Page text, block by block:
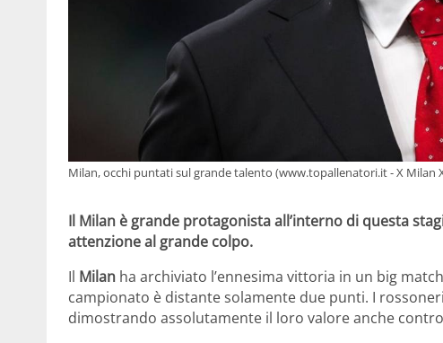
Milan, occhi puntati sul grande talento (www.topallenatori.it - X Milan
Il Milan è grande protagonista all’interno di questa
attenzione al grande colpo.
Il Milan ha archiviato l’ennesima vittoria in un big
campionato è distante solamente due punti. I
dimostrando assolutamente il loro valore anche